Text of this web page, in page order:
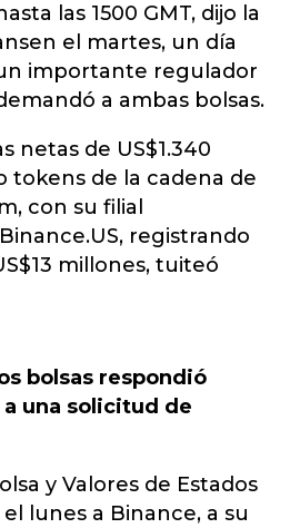
las 1500 GMT, dijo la
el martes, un día
importante regulador
a ambas bolsas.
netas de US$1.340
tokens de la cadena de
con su filial
registrando
millones, tuiteó
bolsas respondió
una solicitud de
y Valores de Estados
lunes a Binance, a su